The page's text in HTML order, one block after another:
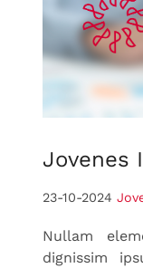
Jovenes
23-10-2024
Nullam
dignissim